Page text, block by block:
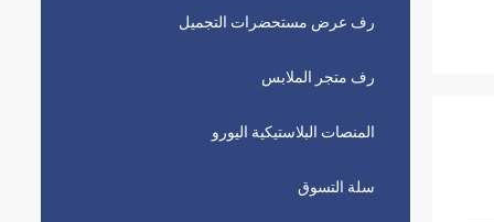
رف عرض مستحضرات التجميل
رف متجر الملابس
المنصات البلاستيكية اليورو
سلة التسوق